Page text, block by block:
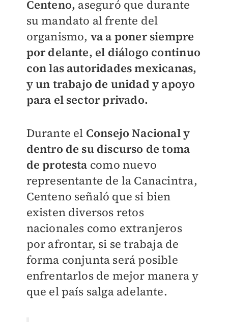
Centeno, aseguró que durante
su mandato al frente del
organismo, va a poner siempre
por delante, el diálogo continuo
con las autoridades mexicanas,
y un trabajo de unidad y apoyo
para el sector privado.
Durante el Consejo Nacional y
dentro de su discurso de toma
de protesta como nuevo
representante de la Canacintra,
Centeno señaló que si bien
existen diversos retos
nacionales como extranjeros
por afrontar, si se trabaja de
forma conjunta será posible
enfrentarlos de mejor manera y
que el país salga adelante.